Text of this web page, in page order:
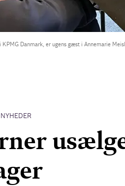
Danmark, er ugens gæst i Annemarie
NYHEDER